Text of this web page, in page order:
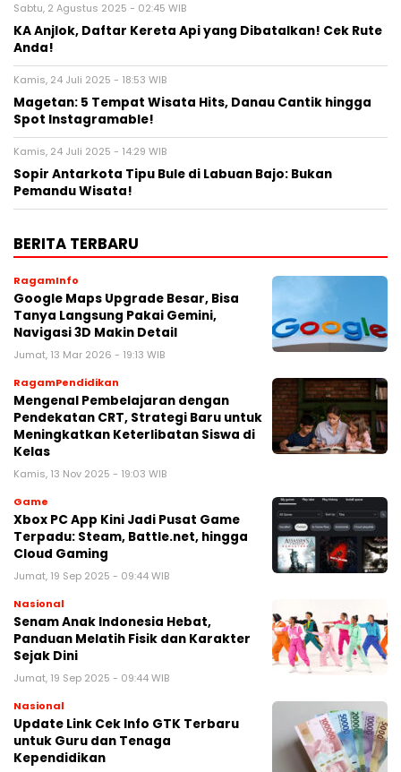
Sabtu, 2 Agustus 2025 - 02:45 WIB
KA Anjlok, Daftar Kereta Api yang Dibatalkan! Cek Rute
Anda!
Kamis, 24 Juli 2025 - 18:53 WIB
Magetan: 5 Tempat Wisata Hits, Danau Cantik hingga
Spot Instagramable!
Kamis, 24 Juli 2025 - 14:29 WIB
Sopir Antarkota Tipu Bule di Labuan Bajo: Bukan
Pemandu Wisata!
BERITA TERBARU
RagamInfo
Google Maps Upgrade Besar, Bisa
Tanya Langsung Pakai Gemini,
Navigasi 3D Makin Detail
Jumat, 13 Mar 2026 - 19:13 WIB
RagamPendidikan
Mengenal Pembelajaran dengan
Pendekatan CRT, Strategi Baru untuk
Meningkatkan Keterlibatan Siswa di
Kelas
Kamis, 13 Nov 2025 - 19:03 WIB
Game
Xbox PC App Kini Jadi Pusat Game
Terpadu: Steam, Battle.net, hingga
Cloud Gaming
Jumat, 19 Sep 2025 - 09:44 WIB
Nasional
Senam Anak Indonesia Hebat,
Panduan Melatih Fisik dan Karakter
Sejak Dini
Jumat, 19 Sep 2025 - 09:44 WIB
Nasional
Update Link Cek Info GTK Terbaru
untuk Guru dan Tenaga
Kependidikan